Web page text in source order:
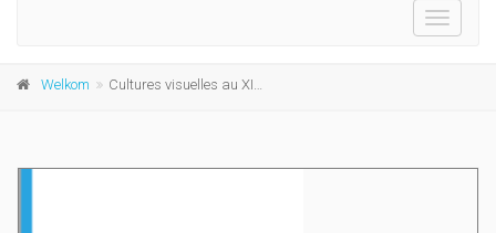
Toggle
Welkom Cultures visuelles au XIXe siècle, I